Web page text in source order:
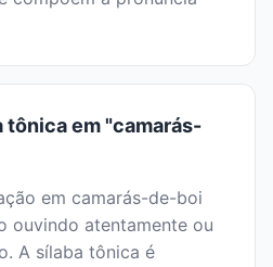
tônica em "camarás-
em camarás-de-boi
ouvindo atentamente ou
A sílaba tônica é